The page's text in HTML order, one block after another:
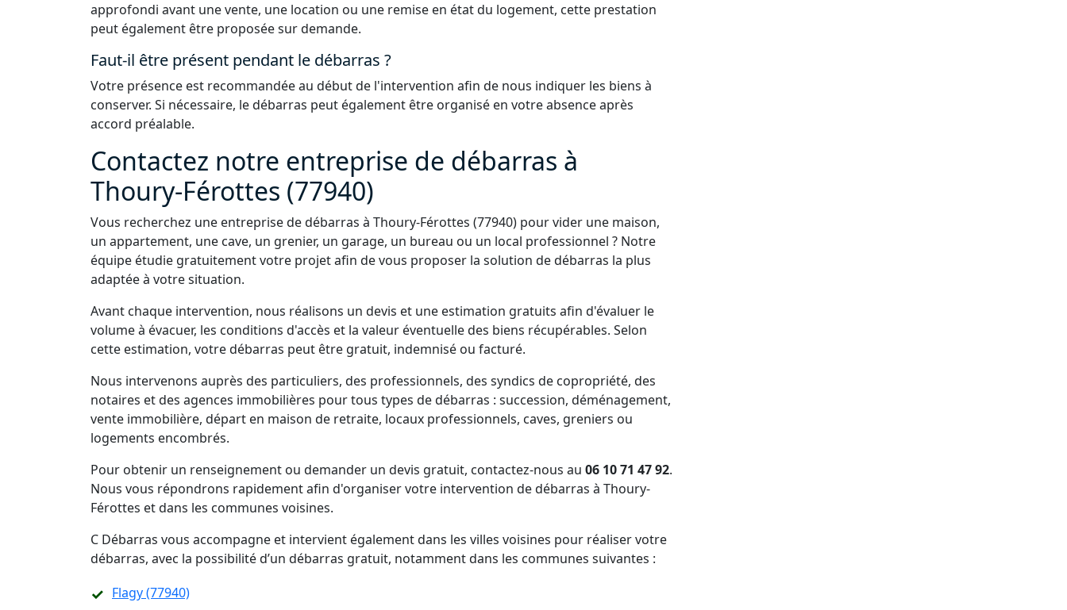
approfondi avant une vente, une location ou une remise en état du logement, cette prestation
peut également être proposée sur demande.
Faut-il être présent pendant le débarras ?
Votre présence est recommandée au début de l'intervention afin de nous indiquer les biens à
conserver. Si nécessaire, le débarras peut également être organisé en votre absence après
accord préalable.
Contactez notre entreprise de débarras à
Thoury-Férottes (77940)
Vous recherchez une entreprise de débarras à Thoury-Férottes (77940) pour vider une maison,
un appartement, une cave, un grenier, un garage, un bureau ou un local professionnel ? Notre
équipe étudie gratuitement votre projet afin de vous proposer la solution de débarras la plus
adaptée à votre situation.
Avant chaque intervention, nous réalisons un devis et une estimation gratuits afin d'évaluer le
volume à évacuer, les conditions d'accès et la valeur éventuelle des biens récupérables. Selon
cette estimation, votre débarras peut être gratuit, indemnisé ou facturé.
Nous intervenons auprès des particuliers, des professionnels, des syndics de copropriété, des
notaires et des agences immobilières pour tous types de débarras : succession, déménagement,
vente immobilière, départ en maison de retraite, locaux professionnels, caves, greniers ou
logements encombrés.
Pour obtenir un renseignement ou demander un devis gratuit, contactez-nous au 06 10 71 47 92.
Nous vous répondrons rapidement afin d'organiser votre intervention de débarras à Thoury-
Férottes et dans les communes voisines.
C Débarras vous accompagne et intervient également dans les villes voisines pour réaliser votre
débarras, avec la possibilité d’un débarras gratuit, notamment dans les communes suivantes :
Flagy (77940)